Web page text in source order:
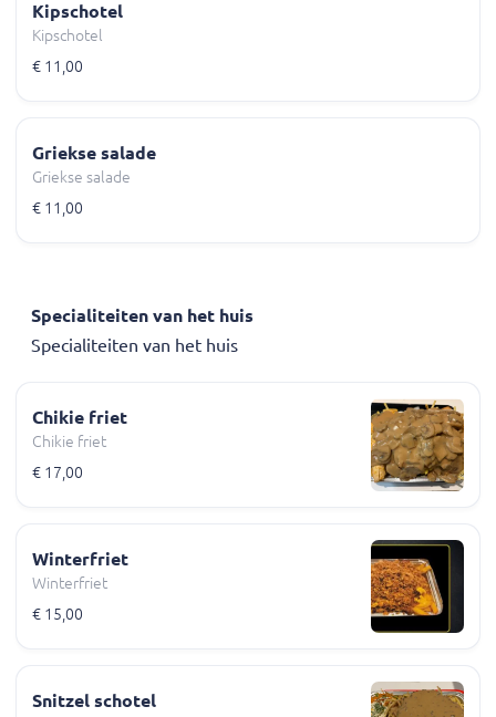
Kipschotel
Kipschotel
€ 11,00
Griekse salade
Griekse salade
€ 11,00
Specialiteiten van het huis
Specialiteiten van het huis
Chikie friet
Chikie friet
€ 17,00
Winterfriet
Winterfriet
€ 15,00
Snitzel schotel